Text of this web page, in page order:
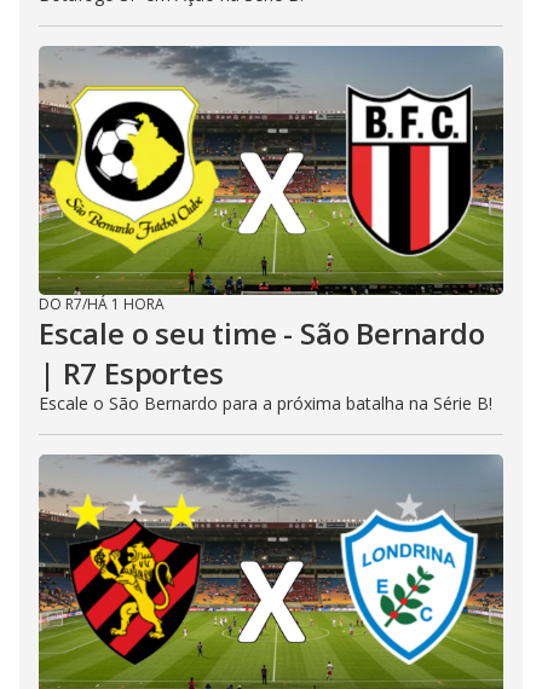
DO R7/HÁ 1 HORA
Escale o seu time - São Bernardo
| R7 Esportes
Escale o São Bernardo para a próxima batalha na Série B!